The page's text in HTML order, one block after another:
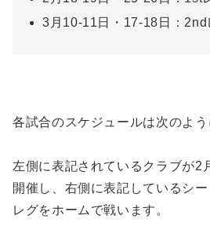
3月10-11日・17-18日：2nd
各試合のスケジュールは次のよう
左側に表記されているクラブが2
開催し、右側に表記しているシ
レグをホームで戦います。